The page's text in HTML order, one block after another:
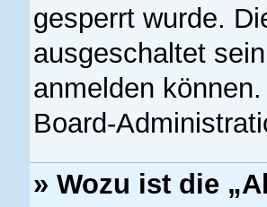
gesperrt wurde.
ausgeschaltet
anmelden
Board-
» Wozu ist die